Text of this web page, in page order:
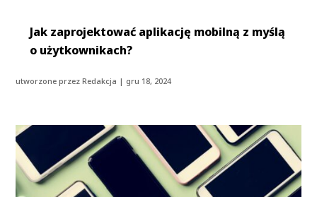
Jak zaprojektować aplikację mobilną z myślą
o użytkownikach?
utworzone przezRedakcja | gru 18, 2024